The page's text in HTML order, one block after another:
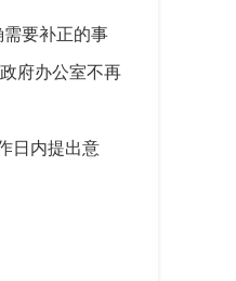
要补正的事
府办公室不再
日内提出意